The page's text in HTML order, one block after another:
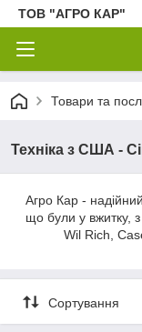
ТОВ "АГРО КАР"
Товари та
Техніка з США -
Агро Кар - надійний
що були у вжитку,
Wil Rich,
Сортування